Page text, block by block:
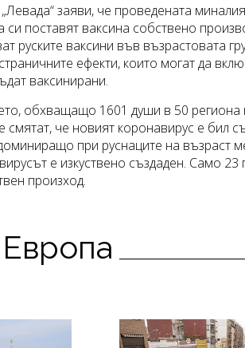
заяви, че проведената
си поставят ваксина собствено
руските ваксини във възрастовата
ефекти, които могат да
ваксинирани.
обхващащо 1601 души в 50 региона
смятат, че новият коронавирус е
при руснаците на възраст
е изкуствено създаден. Само
произход.